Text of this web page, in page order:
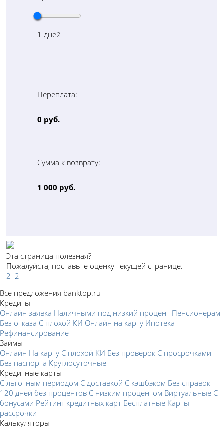
1 дней
Переплата:
0 руб.
Сумма к возврату:
1 000 руб.
Эта страница полезная?
Пожалуйста, поставьте оценку текущей странице.
2 2
Все предложения banktop.ru
Кредиты
Онлайн заявка Наличными под низкий процент Пенсионерам
Без отказа С плохой КИ Онлайн на карту Ипотека
Рефинансирование
Займы
Онлайн На карту С плохой КИ Без проверок С просрочками
Без паспорта Круглосуточные
Кредитные карты
С льготным периодом С доставкой С кэшбэком Без справок
120 дней без процентов С низким процентом Виртуальные С
бонусами Рейтинг кредитных карт Бесплатные Карты
рассрочки
Калькуляторы